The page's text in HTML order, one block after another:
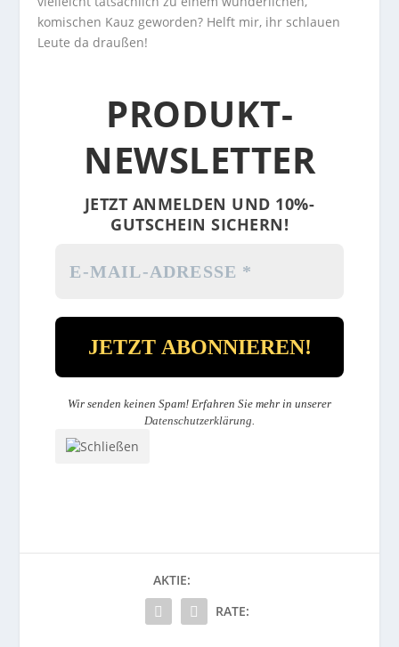
komischen Kauz geworden? Helft mir, ihr schlauen
Leute da draußen!
PRODUKT-
NEWSLETTER
JETZT ANMELDEN UND 10%-
GUTSCHEIN SICHERN!
Wir senden keinen Spam! Erfahren Sie mehr in unserer
Datenschutzerklärung
AKTIE:
RATE: